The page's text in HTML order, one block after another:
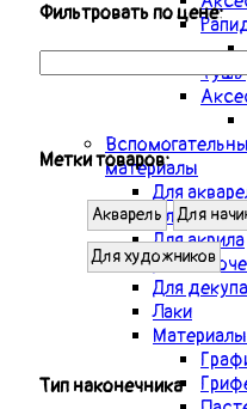
Тушь
материалы
Для
Для масла
Для акрила
Для
Для
Лаки
Фильтровать по цене:
Метки товаров:
Акварель Для
Для художников
Тип наконечника